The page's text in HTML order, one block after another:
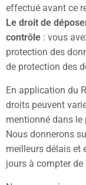
effectué avant ce
Le droit de
contrôle : vous
protection des
de protection des
En application du
droits peuvent
mentionné dans le
Nous donnerons
meilleurs délais et
jours à compter